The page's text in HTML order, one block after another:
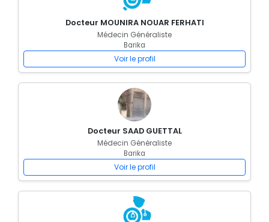
Docteur MOUNIRA NOUAR FERHATI
Médecin Généraliste
Barika
Voir le profil
Docteur SAAD GUETTAL
Médecin Généraliste
Barika
Voir le profil